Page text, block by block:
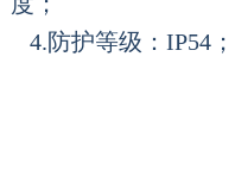
4.防护等级：IP54；